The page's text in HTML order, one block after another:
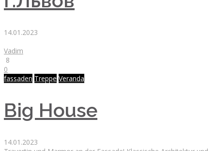
14.01.2023
Vadim
8
0
fassaden Treppe Veranda
Big House
14.01.2023